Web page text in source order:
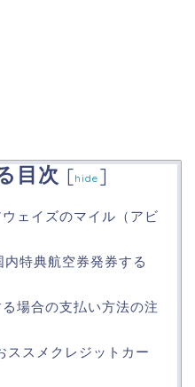
目次 [hide ]
ェイズのマイル（アビ
特典航空券発券する
場合の支払い方法の注
ススメクレジットカー